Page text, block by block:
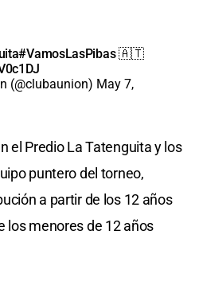
#VamosLasPibas🇦🇹
(@clubaunion) May 7,
el Predio La Tatenguita y los
puntero del torneo,
a partir de los 12 años
los menores de 12 años